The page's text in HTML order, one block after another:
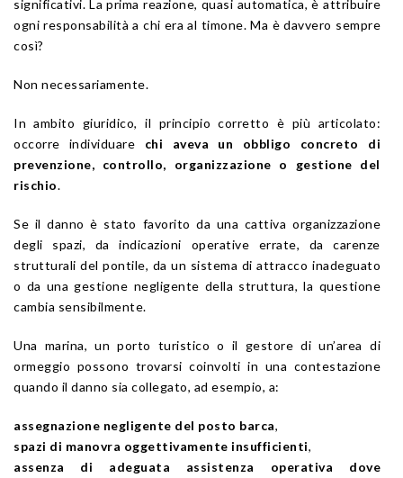
significativi. La prima reazione, quasi automatica, è attribuire
ogni responsabilità a chi era al timone. Ma è davvero sempre
così?
Non necessariamente.
In ambito giuridico, il principio corretto è più articolato:
occorre individuare chi aveva un obbligo concreto di
prevenzione, controllo, organizzazione o gestione del
rischio.
Se il danno è stato favorito da una cattiva organizzazione
degli spazi, da indicazioni operative errate, da carenze
strutturali del pontile, da un sistema di attracco inadeguato
o da una gestione negligente della struttura, la questione
cambia sensibilmente.
Una marina, un porto turistico o il gestore di un’area di
ormeggio possono trovarsi coinvolti in una contestazione
quando il danno sia collegato, ad esempio, a:
assegnazione negligente del posto barca,
spazi di manovra oggettivamente insufficienti,
assenza di adeguata assistenza operativa dove